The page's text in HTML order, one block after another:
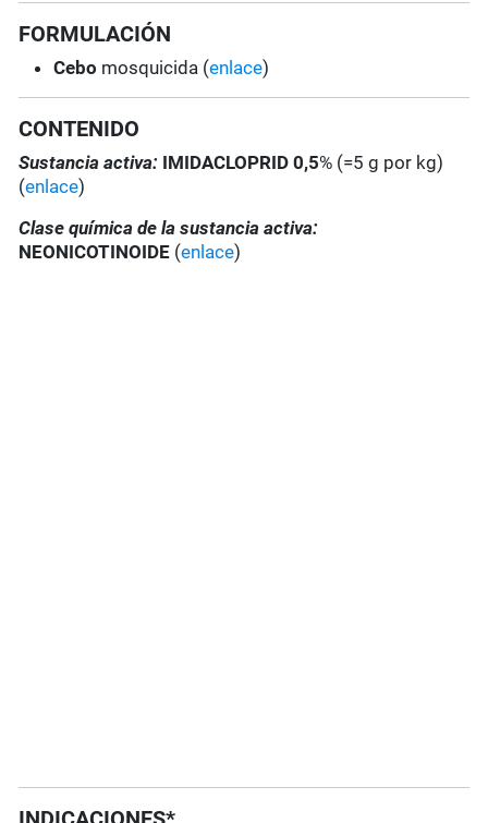
FORMULACIÓN
Cebo mosquicida (enlace)
CONTENIDO
Sustancia activa: IMIDACLOPRID 0,5% (=5 g por kg)
(enlace)
Clase química de la sustancia activa:
NEONICOTINOIDE (enlace)